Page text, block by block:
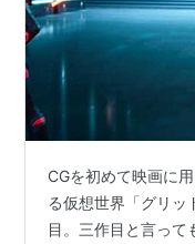
CGを初めて映画に
る仮想世界「グリッ
目。三作目と言って